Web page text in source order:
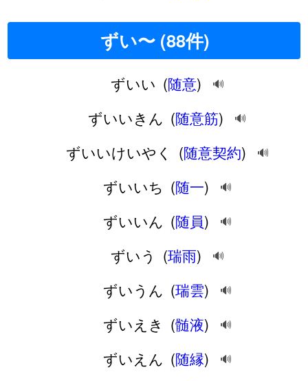
ずい〜 (88件)
ずいい (随意) 🔊
ずいいきん (随意筋) 🔊
ずいいけいやく (随意契約) 🔊
ずいいち (随一) 🔊
ずいいん (随員) 🔊
ずいう (瑞雨) 🔊
ずいうん (瑞雲) 🔊
ずいえき (髄液) 🔊
ずいえん (随縁) 🔊